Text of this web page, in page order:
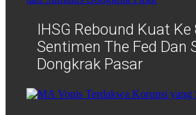
IHSG Rebound Kuat Ke
Sentimen The Fed Dan
Dongkrak Pasar